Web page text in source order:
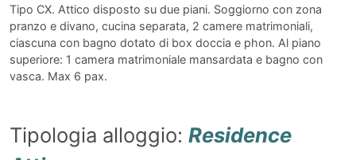
Tipo CX. Attico disposto su due piani. Soggiorno con zona
pranzo e divano, cucina separata, 2 camere matrimoniali,
ciascuna con bagno dotato di box doccia e phon. Al piano
superiore: 1 camera matrimoniale mansardata e bagno con
vasca. Max 6 pax.
Tipologia alloggio: Residence